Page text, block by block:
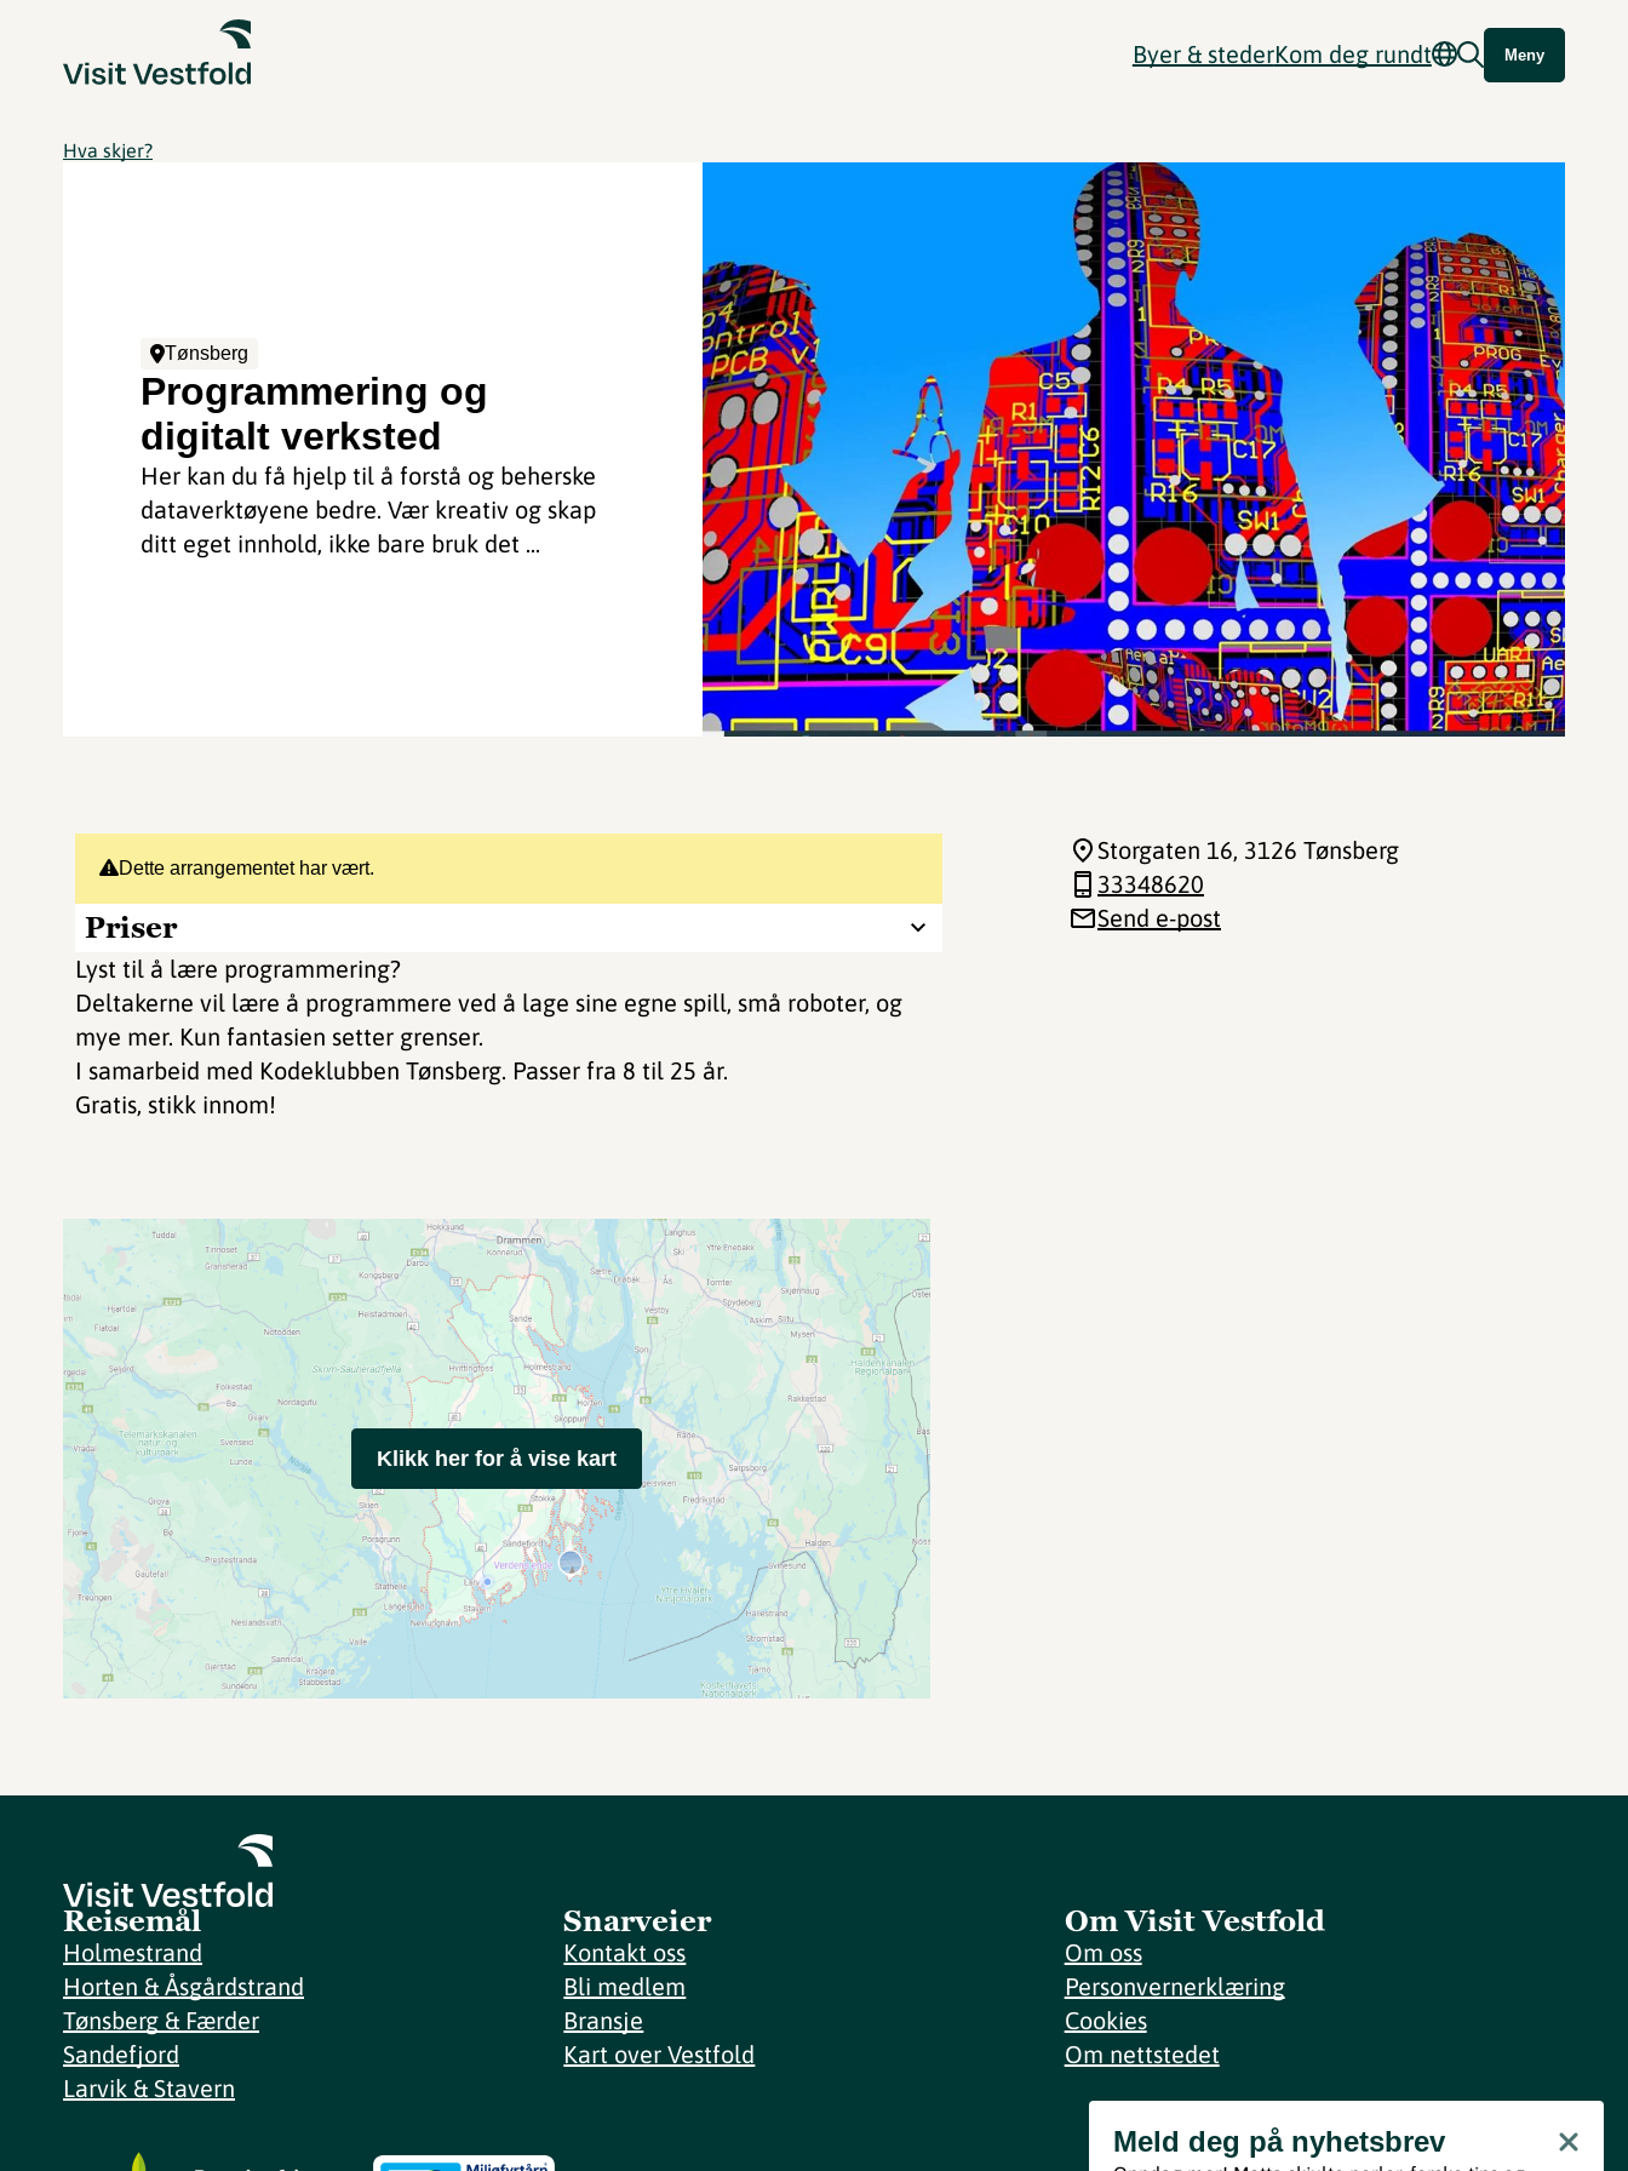
Byer & stederKom deg rundt Meny
Hva skjer?
Tønsberg
Programmering og
digitalt verksted
Her kan du få hjelp til å forstå og beherske
dataverktøyene bedre. Vær kreativ og skap
ditt eget innhold, ikke bare bruk det ...
Dette arrangementet har vært.
Priser
Lyst til å lære programmering?
Deltakerne vil lære å programmere ved å lage sine egne spill, små roboter, og
mye mer. Kun fantasien setter grenser.
I samarbeid med Kodeklubben Tønsberg. Passer fra 8 til 25 år.
Gratis, stikk innom!
Storgaten 16, 3126 Tønsberg
33348620
Send e-post
Klikk her for å vise kart
Reisemål
Holmestrand
Horten & Åsgårdstrand
Tønsberg & Færder
Sandefjord
Larvik & Stavern
Snarveier
Kontakt oss
Bli medlem
Bransje
Kart over Vestfold
Om Visit Vestfold
Om oss
Personvernerklæring
Cookies
Om nettstedet
Meld deg på nyhetsbrev
Meld deg på nyhetsbrev